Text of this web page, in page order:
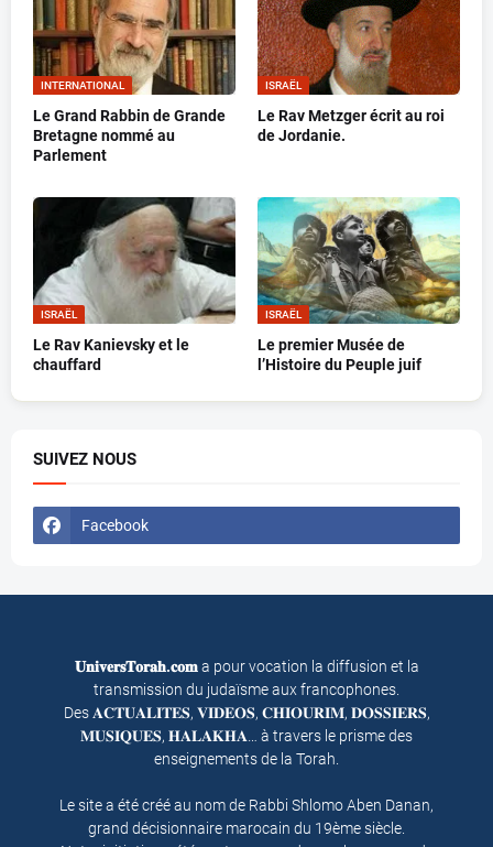
INTERNATIONAL
Le Grand Rabbin de Grande
Bretagne nommé au
Parlement
ISRAËL
Le Rav Metzger écrit au roi
de Jordanie.
ISRAËL
Le Rav Kanievsky et le
chauffard
ISRAËL
Le premier Musée de
l’Histoire du Peuple juif
SUIVEZ NOUS
Facebook
𝐔𝐧𝐢𝐯𝐞𝐫𝐬𝐓𝐨𝐫𝐚𝐡.𝐜𝐨𝐦a pour vocation la diffusion et la
transmission du judaïsme aux francophones.
Des 𝐀𝐂𝐓𝐔𝐀𝐋𝐈𝐓𝐄𝐒, 𝐕𝐈𝐃𝐄𝐎𝐒, 𝐂𝐇𝐈𝐎𝐔𝐑𝐈𝐌, 𝐃𝐎𝐒𝐒𝐈𝐄𝐑𝐒,
𝐌𝐔𝐒𝐈𝐐𝐔𝐄𝐒, 𝐇𝐀𝐋𝐀𝐊𝐇𝐀… à travers le prisme des
enseignements de la Torah.
Le site a été créé au nom de Rabbi Shlomo Aben Danan,
grand décisionnaire marocain du 19ème siècle.